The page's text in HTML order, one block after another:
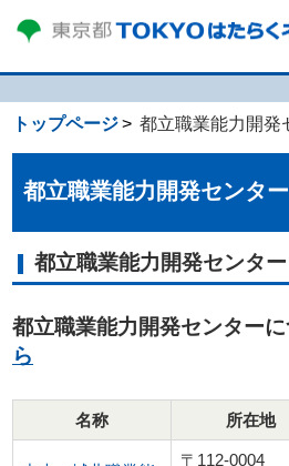
トップページ 都立職業能力開発
都立職業能力開発センター
都立職業能力開発センタ
都立職業能力開発センター
ら
名称 所在地
〒112-0004